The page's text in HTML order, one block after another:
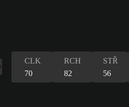
CLK
70
RCH
82
STŘ
56